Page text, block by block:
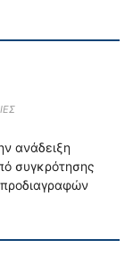
ανάδειξη
συγκρότησης